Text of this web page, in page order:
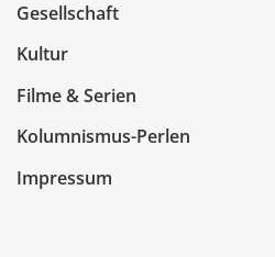
Gesellschaft
Kultur
Filme & Serien
Kolumnismus-Perlen
Impressum